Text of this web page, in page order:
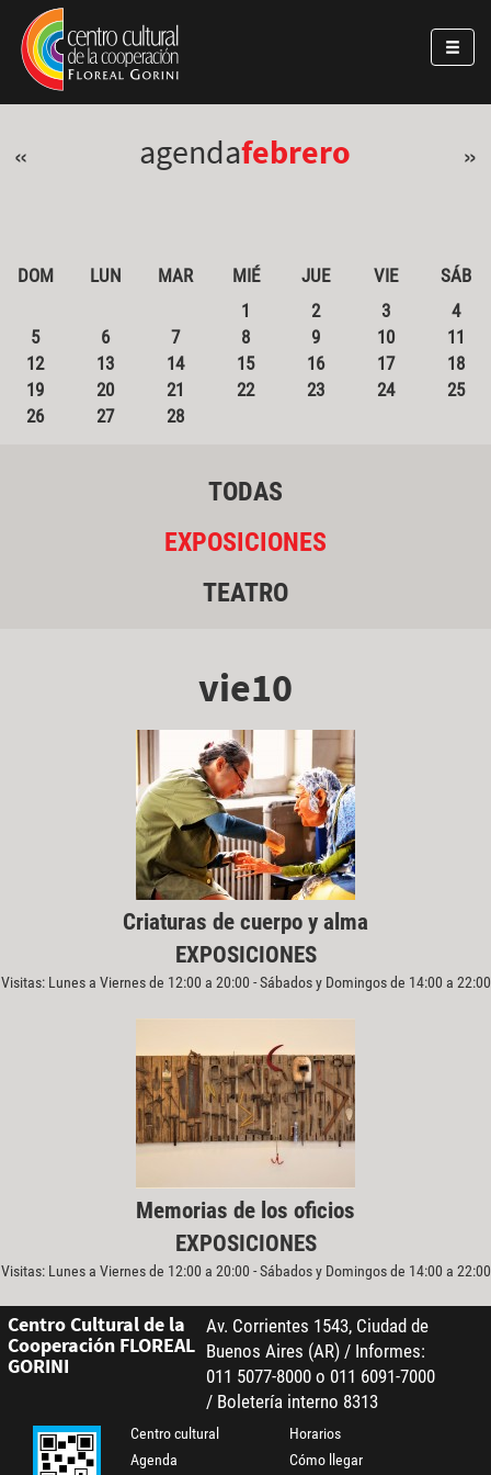
Pasar al contenido principal
Jump to main content
« agendafebrero »
DOM LUN MAR MIÉ JUE VIE
SÁB
1
2 3
4
5
6 7 8 9 10
11
12
13 14 15 16 17
18
19
20 21 22 23 24
25
26
27 28
TODAS
EXPOSICIONES
TEATRO
vie10
Criaturas de cuerpo y alma
EXPOSICIONES
Visitas: Lunes a Viernes de 12:00 a 20:00 - Sábados y Domingos de 14:00 a 22:00
Memorias de los oficios
EXPOSICIONES
Visitas: Lunes a Viernes de 12:00 a 20:00 - Sábados y Domingos de 14:00 a 22:00
Centro Cultural de la
Cooperación FLOREAL
GORINI
Av. Corrientes 1543, Ciudad de
Buenos Aires (AR) / Informes:
011 5077-8000 o 011 6091-7000
/ Boletería interno 8313
Centro cultural
Agenda
Horarios
Cómo llegar